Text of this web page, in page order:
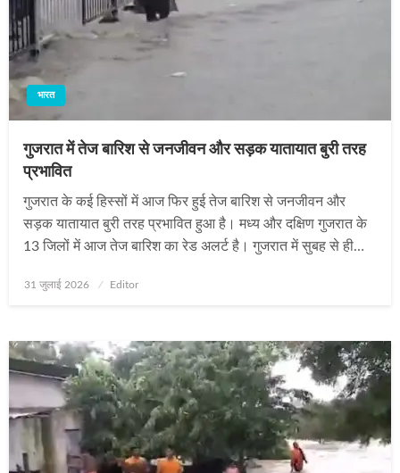
भारत
गुजरात में तेज बारिश से जनजीवन और सड़क यातायात बुरी तरह
प्रभावित
गुजरात के कई हिस्सों में आज फिर हुई तेज बारिश से जनजीवन और
सड़क यातायात बुरी तरह प्रभावित हुआ है। मध्य और दक्षिण गुजरात के
13 जिलों में आज तेज बारिश का रेड अलर्ट है। गुजरात में सुबह से ही…
Posted
31 जुलाई 2026 Editor